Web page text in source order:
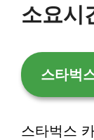
소요시
스타벅
스타벅스